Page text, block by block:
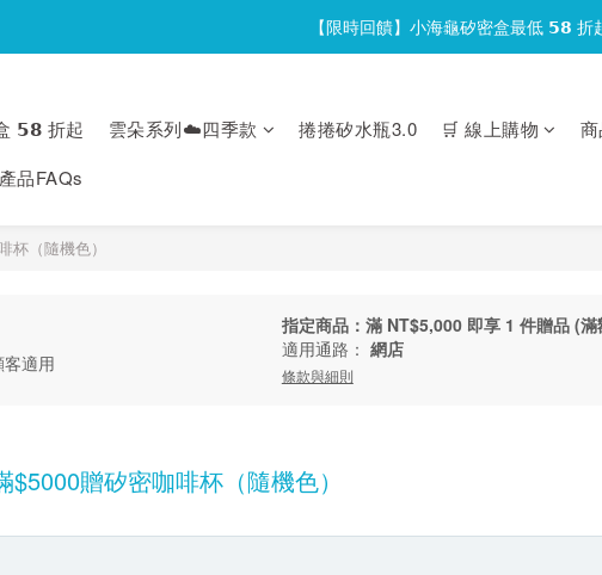
官網會員首次下單現折 $𝟏𝟎𝟎 元❕
【限時回饋】小海龜矽密盒最低 𝟱𝟴 折
𝟱𝟴 折起 雲朵系列☁️四季款 捲捲矽水瓶3.0 🛒 線上購物
產品FAQs
杯（隨機色）
適用
指定商品：滿 NT$5,000 即享 1 件贈品 (
適用通路： 網店
條款與細則
$5000贈矽密咖啡杯（隨機色）